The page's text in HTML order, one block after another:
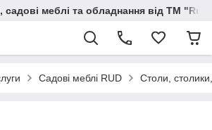
садові меблі та обладнання від ТМ
Садові меблі RUD Столи, столики,